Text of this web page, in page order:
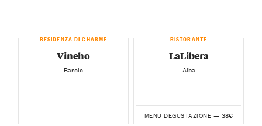
RESIDENZA DI CHARME
Vineho
— Barolo —
RISTORANTE
LaLibera
— Alba —
MENU DEGUSTAZIONE — 38€